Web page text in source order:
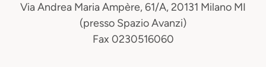
Via Andrea Maria Ampère, 61/A, 20131 Milano MI
(presso Spazio Avanzi)
Fax 0230516060